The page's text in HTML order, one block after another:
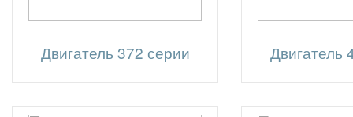
Двигатель 372 серии Двигатель